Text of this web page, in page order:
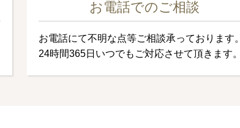
お電話でのご相談
お電話にて不明な点等ご相談承っております。
24時間365日いつでもご対応させて頂きます。